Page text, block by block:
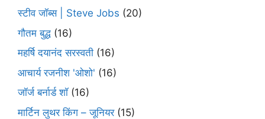
स्टीव जॉब्स | Steve Jobs (20)
गौतम बुद्ध (16)
महर्षि दयानंद सरस्वती (16)
आचार्य रजनीश 'ओशो' (16)
जॉर्ज बर्नार्ड शॉ(16)
मार्टिन लुथर किंग – जूनियर(15)